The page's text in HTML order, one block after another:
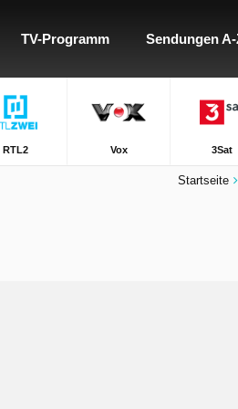
TV-Programm Sendungen
RTL2 Vox 3Sat
Startseite